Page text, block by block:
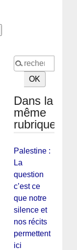
Dans la
même
rubrique
Palestine :
La
question
c’est ce
que notre
silence et
nos récits
permettent
ici